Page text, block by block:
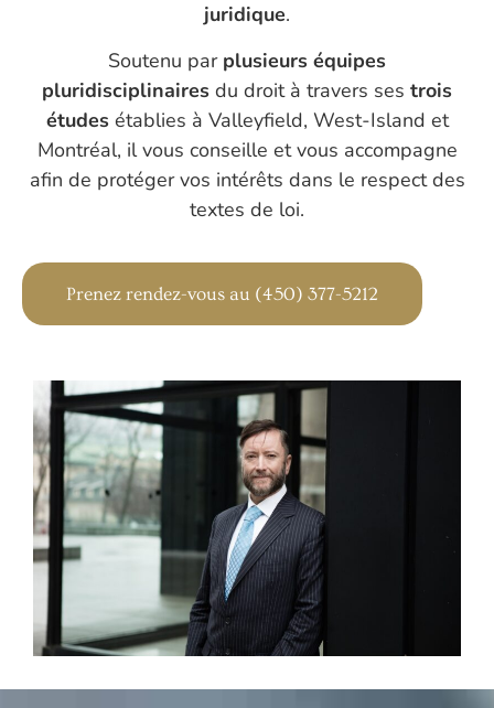
juridique.
Soutenu par plusieurs équipes
pluridisciplinaires du droit à travers ses trois
étudesétablies à Valleyfield, West-Island et
Montréal, il vous conseille et vous accompagne
afin de protéger vos intérêts dans le respect des
textes de loi.
Prenez rendez-vous au (450) 377-5212